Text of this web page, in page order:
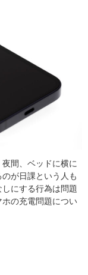
間、ベッドに横に
が日課という人も
にする行為は問題
の充電問題につい